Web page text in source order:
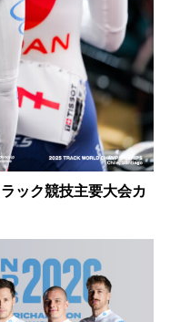
ック競技主要大会カ